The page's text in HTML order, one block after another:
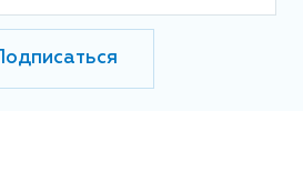
Подписаться